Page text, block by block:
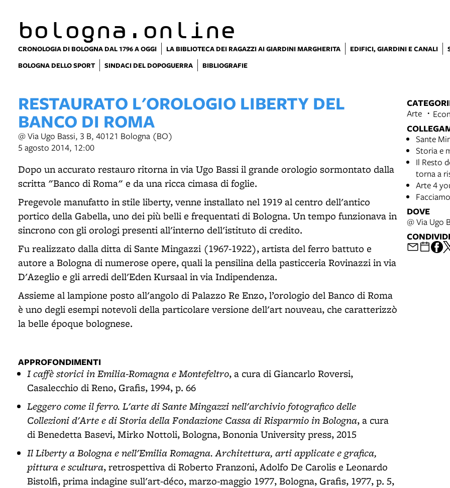
bologna.online
CRONOLOGIA DI BOLOGNA DAL 1796 A OGGI LA BIBLIOTECA DEI RAGAZZI AI GIARDINI MARGHERITA EDIFICI, GIARDINI E CANALI
BOLOGNA DELLO SPORT
SINDACI DEL DOPOGUERRA BIBLIOGRAFIE
RESTAURATO L'OROLOGIO LIBERTY DEL
BANCO DI ROMA
@ Via Ugo Bassi, 3 B, 40121 Bologna (BO)
5 agosto 2014, 12:00
Dopo un accurato restauro ritorna in via Ugo Bassi il grande orologio sormontato dalla
scritta "Banco di Roma" e da una ricca cimasa di foglie.
Pregevole manufatto in stile liberty, venne installato nel 1919 al centro dell'antico
portico della Gabella, uno dei più belli e frequentati di Bologna. Un tempo funzionava in
sincrono con gli orologi presenti all'interno dell'istituto di credito.
Fu realizzato dalla ditta di Sante Mingazzi (1967-1922), artista del ferro battuto e
autore a Bologna di numerose opere, quali la pensilina della pasticceria Rovinazzi in via
D'Azeglio e gli arredi dell'Eden Kursaal in via Indipendenza.
Assieme al lampione posto all'angolo di Palazzo Re Enzo, l’orologio del Banco di Roma
è uno degli esempi notevoli della particolare versione dell'art nouveau, che caratterizzò
la belle époque bolognese.
APPROFONDIMENTI
I caffè storici in Emilia-Romagna e Montefeltro, a cura di Giancarlo Roversi,
Casalecchio di Reno, Grafis, 1994, p. 66
Leggero come il ferro. L'arte di Sante Mingazzi nell'archivio fotografico delle
Collezioni d'Arte e di Storia della Fondazione Cassa di Risparmio in Bologna, a cura
di Benedetta Basevi, Mirko Nottoli, Bologna, Bononia University press, 2015
Il Liberty a Bologna e nell'Emilia Romagna. Architettura, arti applicate e grafica,
pittura e scultura, retrospettiva di Roberto Franzoni, Adolfo De Carolis e Leonardo
Bistolfi, prima indagine sull'art-déco, marzo-maggio 1977, Bologna, Grafis, 1977, p. 5,
Arte
Sante
Storia e
Il Resto
torna a
Arte 4
DOVE
@ Via Ugo
CONDIVIDI